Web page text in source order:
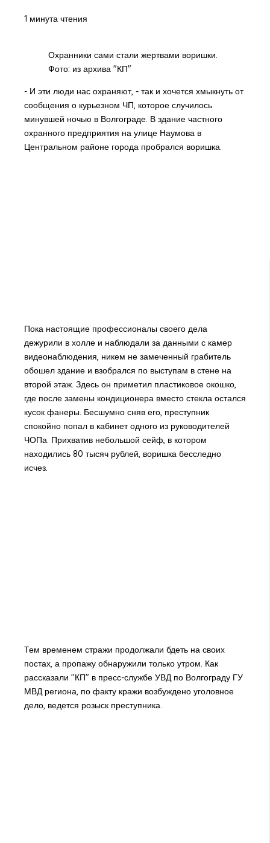
1 минута чтения
Охранники сами стали жертвами воришки.
Фото: из архива "КП"
- И эти люди нас охраняют, - так и хочется хмыкнуть от
сообщения о курьезном ЧП, которое случилось
минувшей ночью в Волгограде. В здание частного
охранного предприятия на улице Наумова в
Центральном районе города пробрался воришка.
Пока настоящие профессионалы своего дела
дежурили в холле и наблюдали за данными с камер
видеонаблюдения, никем не замеченный грабитель
обошел здание и взобрался по выступам в стене на
второй этаж. Здесь он приметил пластиковое окошко,
где после замены кондиционера вместо стекла остался
кусок фанеры. Бесшумно сняв его, преступник
спокойно попал в кабинет одного из руководителей
ЧОПа. Прихватив небольшой сейф, в котором
находились 80 тысяч рублей, воришка бесследно
исчез.
Тем временем стражи продолжали бдеть на своих
постах, а пропажу обнаружили только утром. Как
рассказали "КП" в пресс-службе УВД по Волгограду ГУ
МВД региона, по факту кражи возбуждено уголовное
дело, ведется розыск преступника.